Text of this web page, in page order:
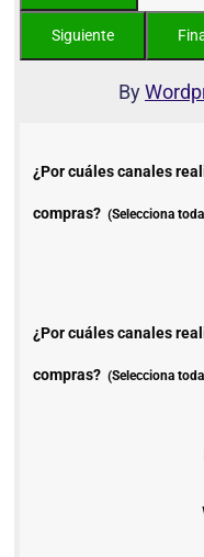
By
¿Por cuáles canales
compras? (Selecciona
¿Por cuáles canales
compras? (Selecciona